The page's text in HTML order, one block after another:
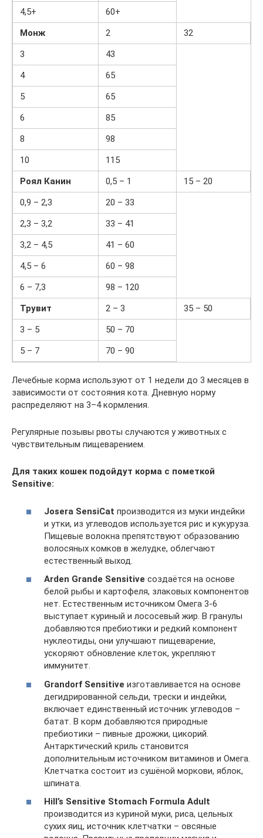
4,5+
60+
Монж
2
32
3
43
4
65
5
65
6
85
8
98
10
115
Роял Канин
0,5 – 1
15 – 20
0,9 – 2,3
20 – 33
2,3 – 3,2
33 – 41
3,2 – 4,5
41 – 60
4,5 – 6
60 – 98
6 – 7,3
98 – 120
Трувит
2 – 3
35 – 50
3 – 5
50 – 70
5 – 7
70 – 90
Лечебные корма используют от 1 недели до 3 месяцев в
зависимости от состояния кота. Дневную норму
распределяют на 3–4 кормления.
Регулярные позывы рвоты случаются у животных с
чувствительным пищеварением.
Для таких кошек подойдут корма с пометкой
Sensitive:
Josera SensiCat производится из муки индейки
и утки, из углеводов используется рис и кукуруза.
Пищевые волокна препятствуют образованию
волосяных комков в желудке, облегчают
естественный выход.
Arden Grande Sensitive создаётся на основе
белой рыбы и картофеля, злаковых компонентов
нет. Естественным источником Омега 3-6
выступает куриный и лососевый жир. В гранулы
добавляются пребиотики и редкий компонент
нуклеотиды, они улучшают пищеварение,
ускоряют обновление клеток, укрепляют
иммунитет.
Grandorf Sensitive изготавливается на основе
дегидрированной сельди, трески и индейки,
включает единственный источник углеводов –
батат. В корм добавляются природные
пребиотики – пивные дрожжи, цикорий.
Антарктический криль становится
дополнительным источником витаминов и Омега.
Клетчатка состоит из сушёной моркови, яблок,
шпината.
Hill’s Sensitive Stomach Formula Adult
производится из куриной муки, риса, цельных
сухих яиц, источник клетчатки – овсяные